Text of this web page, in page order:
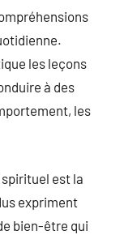
les leçons
à des
les
spirituel est la
expriment
bien-être qui